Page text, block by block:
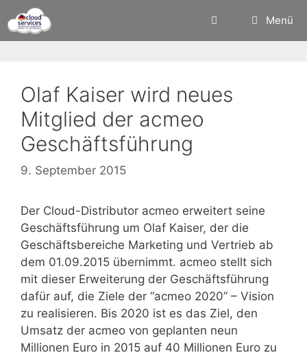
Inhalt
springen
Menü
Olaf Kaiser wird neues
Mitglied der acmeo
Geschäftsführung
9. September 2015
Der Cloud-Distributor acmeo erweitert seine
Geschäftsführung um Olaf Kaiser, der die
Geschäftsbereiche Marketing und Vertrieb ab
dem 01.09.2015 übernimmt. acmeo stellt sich
mit dieser Erweiterung der Geschäftsführung
dafür auf, die Ziele der “acmeo 2020” – Vision
zu realisieren. Bis 2020 ist es das Ziel, den
Umsatz der acmeo von geplanten neun
Millionen Euro in 2015 auf 40 Millionen Euro zu